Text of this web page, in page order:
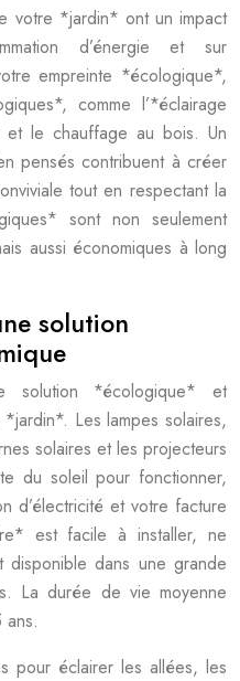
votre *jardin* ont un impact
d’énergie et sur
empreinte *écologique*,
comme l’*éclairage
et le chauffage au bois. Un
pensés contribuent à créer
tout en respectant la
sont non seulement
aussi économiques à long
solution
solution *écologique* et
Les lampes solaires,
solaires et les projecteurs
du soleil pour fonctionner,
d’électricité et votre facture
est facile à installer, ne
dans une grande
La durée de vie moyenne
ans.
pour éclairer les allées, les